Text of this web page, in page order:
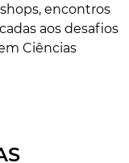
encontros
aos desafios
Ciências